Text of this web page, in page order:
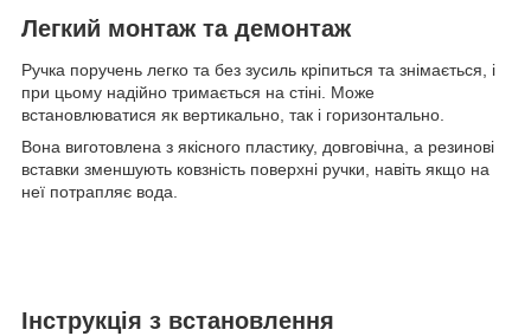
Легкий монтаж та демонтаж
Ручка поручень легко та без зусиль кріпиться та знімається, і
при цьому надійно тримається на стіні. Може
встановлюватися як вертикально, так і горизонтально.
Вона виготовлена з якісного пластику, довговічна, а резинові
вставки зменшують ковзність поверхні ручки, навіть якщо на
неї потрапляє вода.
Інструкція з встановлення